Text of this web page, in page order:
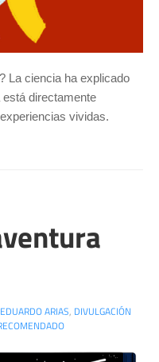
La ciencia ha explicado
directamente
vividas.
EDUARDO ARIAS, DIVULGACIÓN